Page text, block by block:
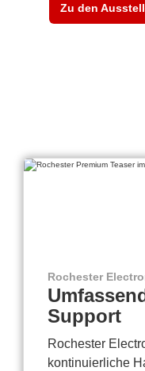
Zu den
Rochester
Support
Rochester
kontinuierliche